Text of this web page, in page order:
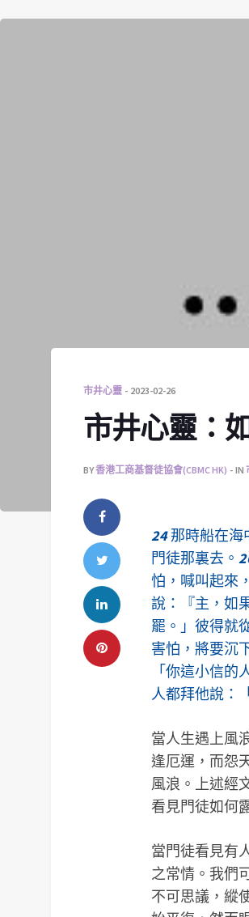
市井心靈 2023-02-26
市井心靈：
BY香港工商基督徒協會(CBMC HK) IN
24那時船在海
門徒那裏去。
怕，喊叫起來，
說：『主，如
罷。」彼得就
害怕，將要沉
「你這小信的
人都拜他說：
當人生遇上風
逢厄運，而怨
風浪。上述經
看見門徒如何
當門徒看見有
之常情。我們
不可思議，縱